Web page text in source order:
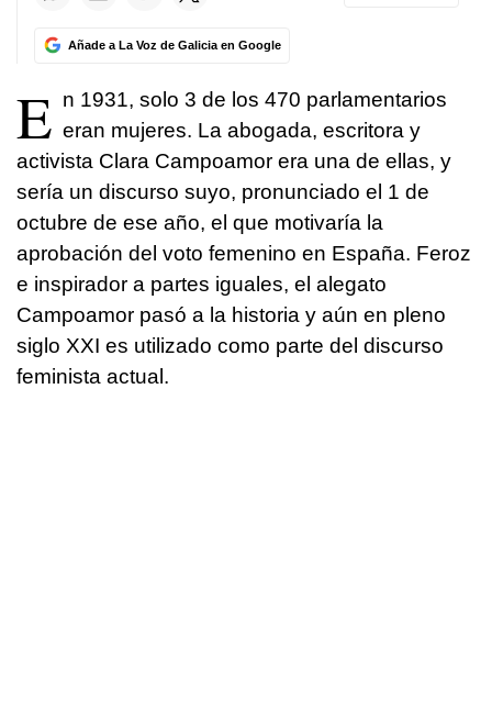
Añade a La Voz de Galicia en Google
E n 1931, solo 3 de los 470 parlamentarios
eran mujeres. La abogada, escritora y
activista Clara Campoamor era una de ellas, y
sería un discurso suyo, pronunciado el 1 de
octubre de ese año, el que motivaría la
aprobación del voto femenino en España. Feroz
e inspirador a partes iguales, el alegato
Campoamor pasó a la historia y aún en pleno
siglo XXI es utilizado como parte del discurso
feminista actual.